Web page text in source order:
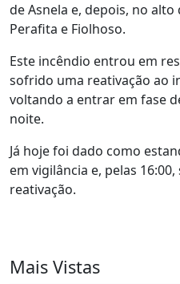
de Asnela e, depois, no
Perafita e Fiolhoso.
Este incêndio entrou em
sofrido uma reativação ao
voltando a entrar em fase
noite.
Já hoje foi dado como
em vigilância e, pelas
reativação.
Mais Vistas